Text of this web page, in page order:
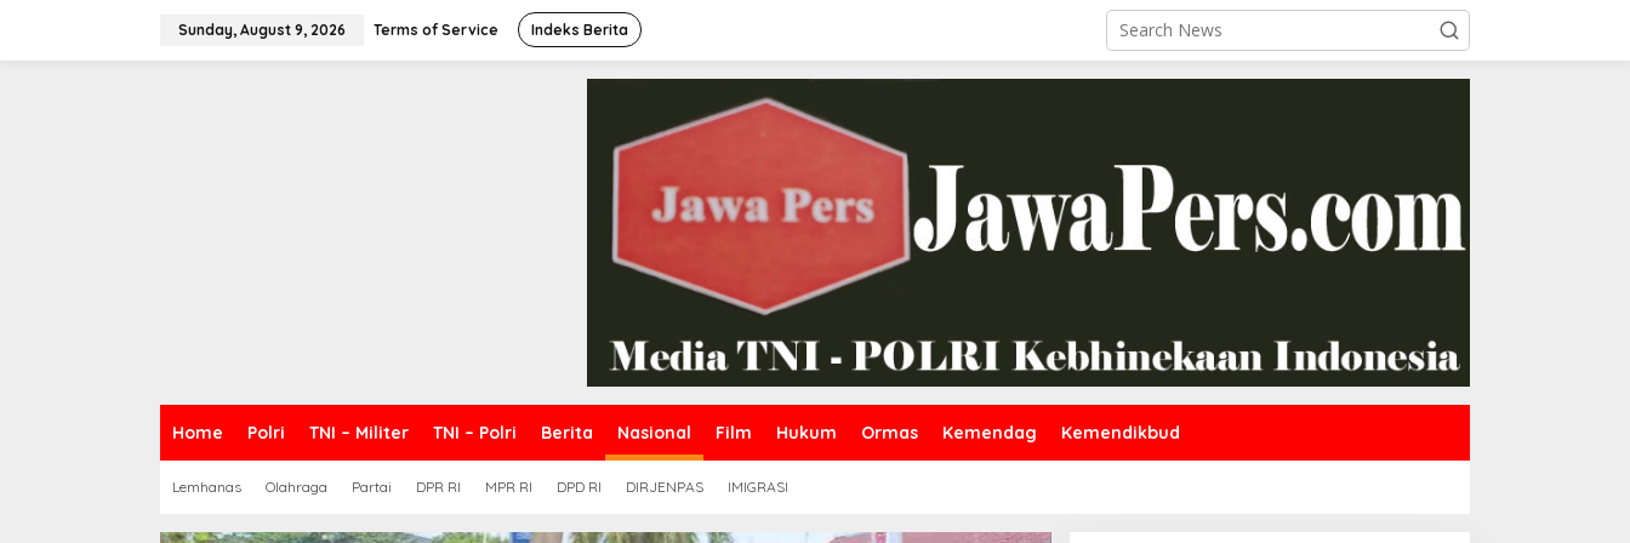
Sunday, August 9, 2026 Terms of Service Indeks Berita
Home Polri TNI – Militer TNI – Polri Berita Nasional Film Hukum Ormas Kemendag Kemendikbud
Lemhanas Olahraga Partai DPR RI MPR RI DPD RI DIRJENPAS IMIGRASI